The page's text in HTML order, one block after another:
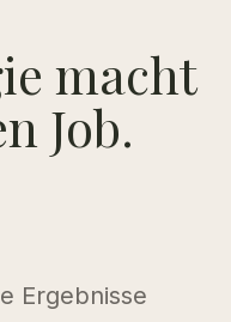
macht
Job.
Ergebnisse